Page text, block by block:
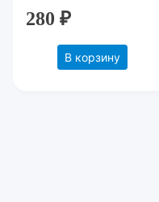
280 ₽
В корзину